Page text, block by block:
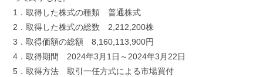
1．取得した株式の種類 普通株式
2．取得した株式の総数 2,212,200株
3．取得価額の総額 8,160,113,900円
4．取得期間 2024年3月1日～2024年3月22日
5．取得方法 取引一任方式による市場買付